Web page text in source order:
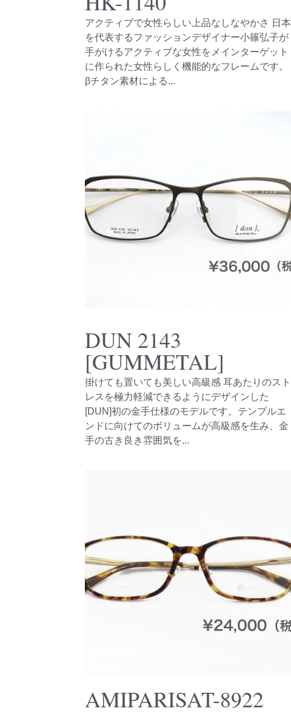
アクティブで女性らしい上品なしなやかさ 日本
を代表するファッションデザイナー小篠弘子が
手がけるアクティブな女性をメインターゲット
に作られた女性らしく機能的なフレームです。
βチタン素材による...
DUN 2143
[GUMMETAL]
掛けても置いても美しい高級感 耳あたりのスト
レスを極力軽減できるようにデザインした
[DUN]初の金手仕様のモデルです。テンプルエ
ンドに向けてのボリュームが高級感を生み、金
手の古き良き雰囲気を...
AMIPARISAT-8922